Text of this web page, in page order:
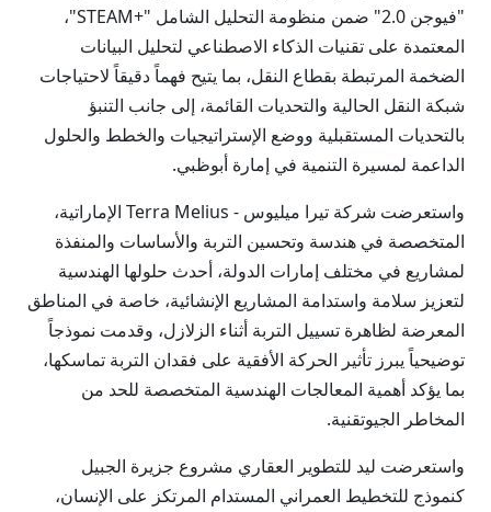
"فيوجن 2.0" ضمن منظومة التحليل الشامل "+STEAM"،
المعتمدة على تقنيات الذكاء الاصطناعي لتحليل البيانات
الضخمة المرتبطة بقطاع النقل، بما يتيح فهماً دقيقاً لاحتياجات
شبكة النقل الحالية والتحديات القائمة، إلى جانب التنبؤ
بالتحديات المستقبلية ووضع الإستراتيجيات والخطط والحلول
الداعمة لمسيرة التنمية في إمارة أبوظبي.
واستعرضت شركة تيرا ميليوس - Terra Melius الإماراتية،
المتخصصة في هندسة وتحسين التربة والأساسات والمنفذة
لمشاريع في مختلف إمارات الدولة، أحدث حلولها الهندسية
لتعزيز سلامة واستدامة المشاريع الإنشائية، خاصة في المناطق
المعرضة لظاهرة تسييل التربة أثناء الزلازل، وقدمت نموذجاً
توضيحياً يبرز تأثير الحركة الأفقية على فقدان التربة تماسكها،
بما يؤكد أهمية المعالجات الهندسية المتخصصة للحد من
المخاطر الجيوتقنية.
واستعرضت ليد للتطوير العقاري مشروع جزيرة الجبيل
كنموذج للتخطيط العمراني المستدام المرتكز على الإنسان،